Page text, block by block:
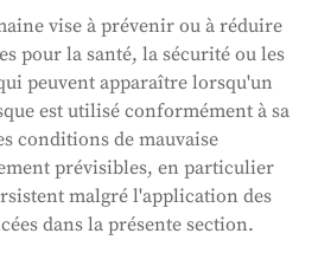
l'utilisateur. Le système d'IA
à permettre au
ses capacités et ses
de résoudre les problèmes,
excessive à l'égard du
résultats, de décider de ne
le fonctionnement.
d'IA à haut risque, toute
sur l'identification du
vise à prévenir ou à réduire
pour la santé, la sécurité ou les
peuvent apparaître lorsqu'un
est utilisé conformément à sa
conditions de mauvaise
prévisibles, en particulier
malgré l'application des
dans la présente section.